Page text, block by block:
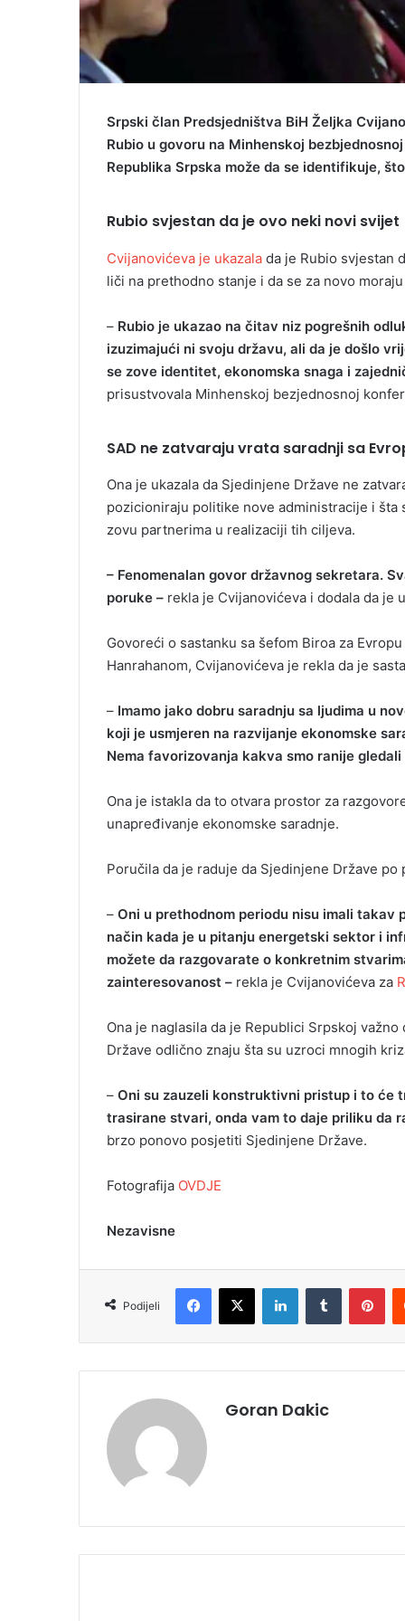
Srpski član Predsjedništva BiH Željka
Rubio u govoru na Minhenskoj
Republika Srpska može da se identifikuje,
Rubio svjestan da je ovo neki novi svijet
Cvijanovićeva je ukazala da je Rubio svjestan
liči na prethodno stanje i da se za novo
– Rubio je ukazao na čitav niz pogrešnih
izuzimajući ni svoju državu, ali da je došlo
se zove identitet, ekonomska snaga i
prisustvovala Minhenskoj bezjednosnoj
SAD ne zatvaraju vrata saradnji sa
Ona je ukazala da Sjedinjene Države ne
pozicioniraju politike nove administracije i
zovu partnerima u realizaciji tih ciljeva.
– Fenomenalan govor državnog sekretara.
poruke – rekla je Cvijanovićeva i dodala da
Govoreći o sastanku sa šefom Biroa za
Hanrahanom, Cvijanovićeva je rekla da je
– Imamo jako dobru saradnju sa ljudima u
koji je usmjeren na razvijanje ekonomske
Nema favorizovanja kakva smo ranije
Ona je istakla da to otvara prostor za
unapređivanje ekonomske saradnje.
Poručila da je raduje da Sjedinjene Države
– Oni u prethodnom periodu nisu imali takav
način kada je u pitanju energetski sektor i
možete da razgovarate o konkretnim
zainteresovanost – rekla je Cvijanovićeva za
Ona je naglasila da je Republici Srpskoj
Države odlično znaju šta su uzroci mnogih
– Oni su zauzeli konstruktivni pristup i to će
trasirane stvari, onda vam to daje priliku da
brzo ponovo posjetiti Sjedinjene Države.
Fotografija OVDJE
Nezavisne
Podijeli
Goran Dakic